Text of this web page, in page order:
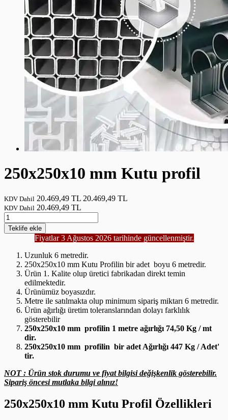
250x250x10 mm Kutu profil
KDV Dahil 20.469,49 TL 20.469,49 TL
KDV Dahil 20.469,49 TL
Teklife ekle
Fiyatlar 3 Ağustos 2026 tarihinde güncellenmiştir.
Uzunluk 6 metredir.
250x250x10 mm Kutu Profilin bir adet boyu 6 metredir.
Ürün 1. Kalite olup üretici fabrikadan direkt temin
edilmektedir.
Ürünümüz boyasızdır.
Metre ile satılmakta olup minimum sipariş miktarı 6 metredir.
Ürün ağırlığı üretim toleranslarından dolayı farklılık
gösterebilir
250x250x10 mm profilin 1 metre ağırlığı 74,50 Kg / mt
dir.
250x250x10 mm profilin bir adet Ağırlığı 447 Kg / Adet'
tir.
NOT : Ürün stok durumu ve fiyat bilgisi değişkenlik gösterebilir.
Sipariş öncesi mutlaka bilgi alınız!
250x250x10 mm Kutu Profil Özellikleri